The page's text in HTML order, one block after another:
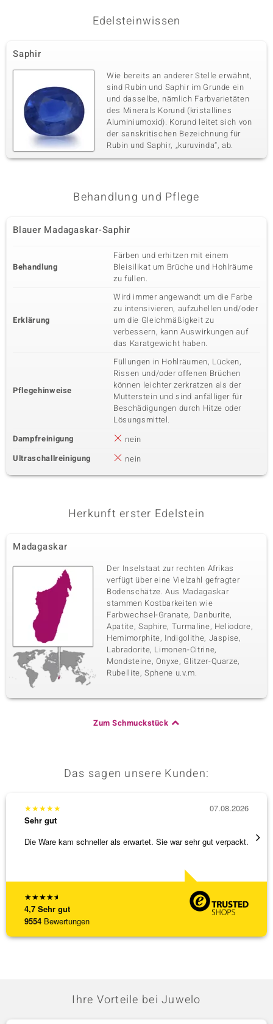
Edelsteinwissen
Saphir
Wie bereits an anderer Stelle erwähnt,
sind Rubin und Saphir im Grunde ein
und dasselbe, nämlich Farbvarietäten
des Minerals Korund (kristallines
Aluminiumoxid). Korund leitet sich von
der sanskritischen Bezeichnung für
Rubin und Saphir, „kuruvinda“, ab.
Behandlung und Pflege
Blauer Madagaskar-Saphir
Behandlung
Färben und erhitzen mit einem
Bleisilikat um Brüche und Hohlräume
zu füllen.
Erklärung
Wird immer angewandt um die Farbe
zu intensivieren, aufzuhellen und/oder
um die Gleichmäßigkeit zu
verbessern, kann Auswirkungen auf
das Karatgewicht haben.
Pflegehinweise
Füllungen in Hohlräumen, Lücken,
Rissen und/oder offenen Brüchen
können leichter zerkratzen als der
Mutterstein und sind anfälliger für
Beschädigungen durch Hitze oder
Lösungsmittel.
Dampfreinigung
nein
Ultraschallreinigung
nein
Herkunft erster Edelstein
Madagaskar
Der Inselstaat zur rechten Afrikas
verfügt über eine Vielzahl gefragter
Bodenschätze. Aus Madagaskar
stammen Kostbarkeiten wie
Farbwechsel-Granate, Danburite,
Apatite, Saphire, Turmaline, Heliodore,
Hemimorphite, Indigolithe, Jaspise,
Labradorite, Limonen-Citrine,
Mondsteine, Onyxe, Glitzer-Quarze,
Rubellite, Sphene u.v.m.
Zum Schmuckstück
Das sagen unsere Kunden:
★★★★★
4,7 Sehr gut
9554 Bewertungen
★★★★★
Sehr gut
Die Ware kam schneller als erwartet. Sie war sehr gut verpackt.
07.08.2026
Ihre Vorteile bei Juwelo